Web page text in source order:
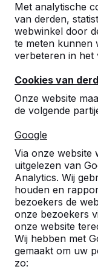
Met analytische
van derden,
webwinkel door
te meten kunnen
verbeteren in het
Cookies van
Onze website
de volgende
Google
Via onze website
uitgelezen van
Analytics. Wij
houden en
bezoekers de
onze bezoekers
onze website
Wij hebben met
gemaakt om uw
zo:
Betonnen
bankjes
robuuste spel-
Bekijk onze
Ontdek